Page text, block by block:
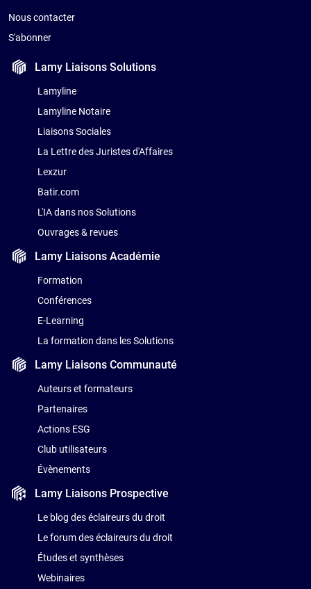
Nous contacter
S'abonner
Lamy LiaisonsSolutions
Lamyline
Lamyline Notaire
Liaisons Sociales
La Lettre des Juristes d'Affaires
Lexzur
Batir.com
L'IA dans nos Solutions
Ouvrages & revues
Lamy LiaisonsAcadémie
Formation
Conférences
E-Learning
La formation dans les Solutions
Lamy LiaisonsCommunauté
Auteurs et formateurs
Partenaires
Actions ESG
Club utilisateurs
Évènements
Lamy Liaisons Prospective
Le blog des éclaireurs du droit
Le forum des éclaireurs du droit
Études et synthèses
Webinaires